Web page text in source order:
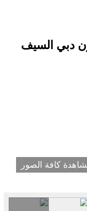
دبي السيف
كافة الصور